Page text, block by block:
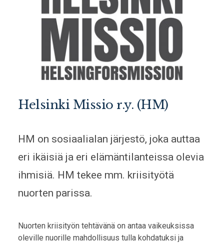
Helsinki Missio r.y. (HM)
HM on sosiaalialan järjestö, joka auttaa
eri ikäisiä ja eri elämäntilanteissa olevia
ihmisiä. HM tekee mm. kriisityötä
nuorten parissa.
Nuorten kriisityön tehtävänä on antaa vaikeuksissa
oleville nuorille mahdollisuus tulla kohdatuksi ja